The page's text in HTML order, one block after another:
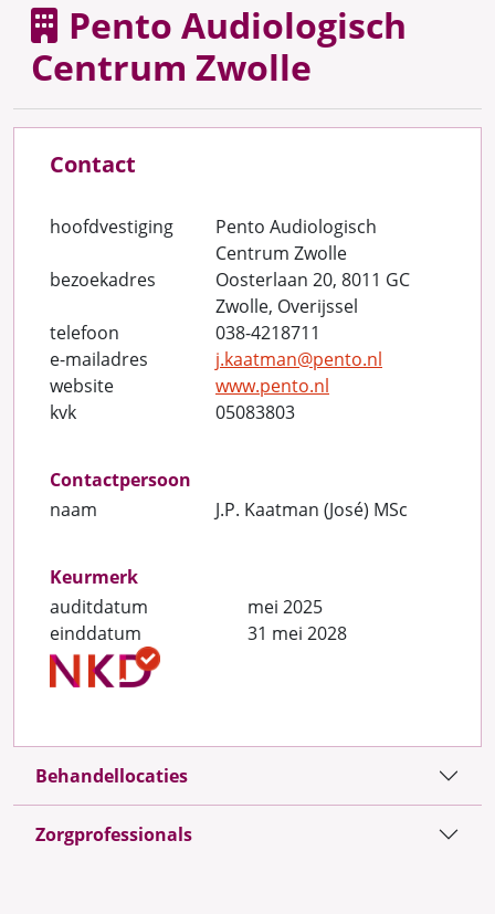
Pento Audiologisch
Centrum Zwolle
Contact
hoofdvestiging
Pento Audiologisch
Centrum Zwolle
bezoekadres
Oosterlaan 20, 8011 GC
Zwolle, Overijssel
telefoon
038-4218711
e-mailadres
j.kaatman@pento.nl
website
www.pento.nl
kvk
05083803
Contactpersoon
naam
J.P. Kaatman (José) MSc
Keurmerk
auditdatum
mei 2025
einddatum
31 mei 2028
Behandellocaties
Zorgprofessionals